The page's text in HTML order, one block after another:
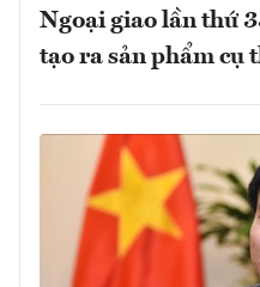
Ngoại giao lần thứ
tạo ra sản phẩm cụ